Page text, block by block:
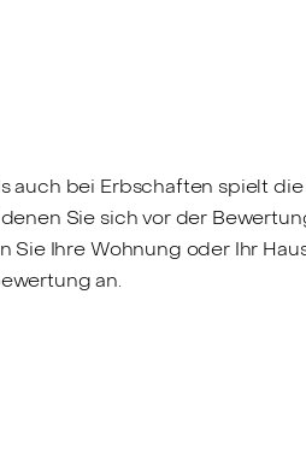
bei Erbschaften spielt
Sie sich vor der
Ihre Wohnung oder Ihr
an.